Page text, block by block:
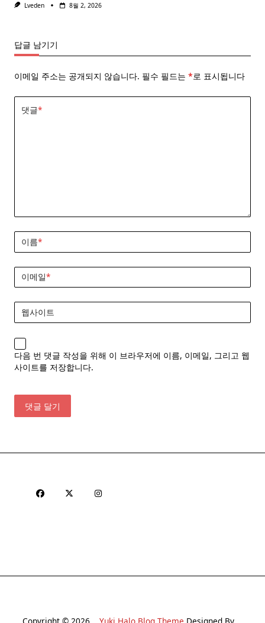
Lveden 8월 2, 2026
답글 남기기
이메일 주소는 공개되지 않습니다. 필수 필드는 *로 표시됩니다
댓글*
이름*
이메일*
웹사이트
다음 번 댓글 작성을 위해 이 브라우저에 이름, 이메일, 그리고 웹
사이트를 저장합니다.